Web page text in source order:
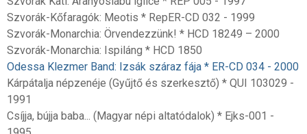
Szvorák-Kőfaragók: Meotis * RepER-CD 032 - 1999
Szvorák-Monarchia: Örvendezzünk! * HCD 18249 – 2000
Szvorák-Monarchia: Ispiláng * HCD 1850
Odessa Klezmer Band: Izsák száraz fája * ER-CD 034 - 2000
Kárpátalja népzenéje (Gyűjtő és szerkesztő) * QUI 103029 -
1991
Csíjja, bújja baba... (Magyar népi altatódalok) * Ejks-001 -